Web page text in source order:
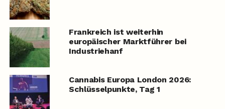
Frankreich ist weiterhin
europäischer Marktführer bei
Industriehanf
Cannabis Europa London 2026:
Schlüsselpunkte, Tag 1